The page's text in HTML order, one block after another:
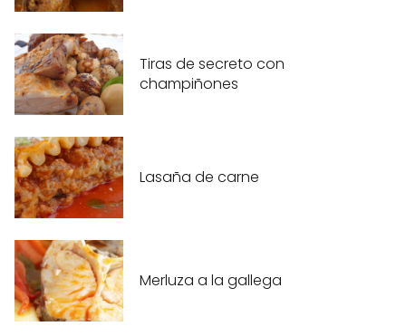
Tiras de secreto con
champiñones
Lasaña de carne
Merluza a la gallega